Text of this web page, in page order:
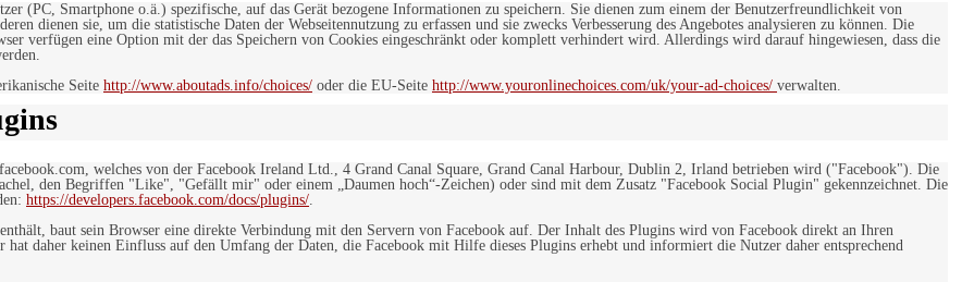
(PC, Smartphone o.ä.) spezifische, auf das Gerät bezogene Informationen zu speichern. Sie dienen zum einem der Benutzerfreundlichkeit von
dienen sie, um die statistische Daten der Webseitennutzung zu erfassen und sie zwecks Verbesserung des Angebotes analysieren zu können. Die
verfügen eine Option mit der das Speichern von Cookies eingeschränkt oder komplett verhindert wird. Allerdings wird darauf hingewiesen, dass die
Seite http://www.aboutads.info/choices/ oder die EU-Seite http://www.youronlinechoices.com/uk/your-ad-choices/ verwalten.
welches von der Facebook Ireland Ltd., 4 Grand Canal Square, Grand Canal Harbour, Dublin 2, Irland betrieben wird ("Facebook"). Die
den Begriffen "Like", "Gefällt mir" oder einem „Daumen hoch“-Zeichen) oder sind mit dem Zusatz "Facebook Social Plugin" gekennzeichnet. Die
https://developers.facebook.com/docs/plugins/.
baut sein Browser eine direkte Verbindung mit den Servern von Facebook auf. Der Inhalt des Plugins wird von Facebook direkt an Ihren
daher keinen Einfluss auf den Umfang der Daten, die Facebook mit Hilfe dieses Plugins erhebt und informiert die Nutzer daher entsprechend